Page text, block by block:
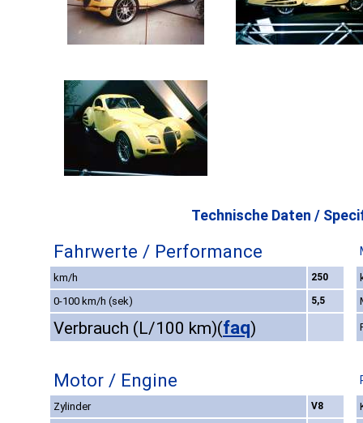
Technische Daten /
Fahrwerte / Performance
km/h 250
0-100 km/h (sek)
5,5
Verbrauch (L/100 km)(faq)
Motor / Engine
Zylinder V8